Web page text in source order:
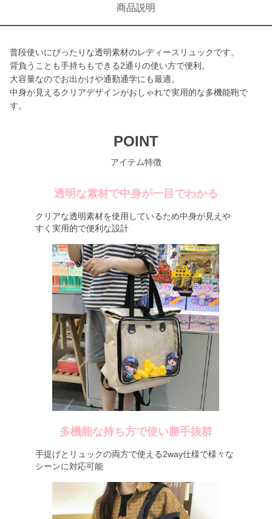
商品説明
普段使いにぴったりな透明素材のレディースリュックです。
背負うことも手持ちもできる2通りの使い方で便利。
大容量なのでお出かけや通勤通学にも最適。
中身が見えるクリアデザインがおしゃれで実用的な多機能鞄で
す。
POINT
アイテム特徴
透明な素材で中身が一目でわかる
クリアな透明素材を使用しているため中身が見えや
すく実用的で便利な設計
多機能な持ち方で使い勝手抜群
手提げとリュックの両方で使える2way仕様で様々な
シーンに対応可能